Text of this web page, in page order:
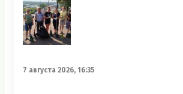
7 августа 2026, 16:35